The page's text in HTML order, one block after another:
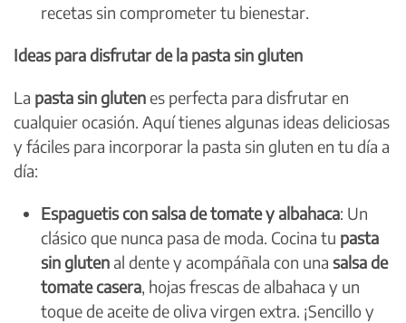
recetas sin comprometer tu bienestar.
Ideas para disfrutar de la pasta sin gluten
La pasta sin gluten es perfecta para disfrutar en
cualquier ocasión. Aquí tienes algunas ideas deliciosas
y fáciles para incorporar la pasta sin gluten en tu día a
día:
Espaguetis con salsa de tomate y albahaca: Un
clásico que nunca pasa de moda. Cocina tu pasta
sin gluten al dente y acompáñala con una salsa de
tomate casera, hojas frescas de albahaca y un
toque de aceite de oliva virgen extra. ¡Sencillo y